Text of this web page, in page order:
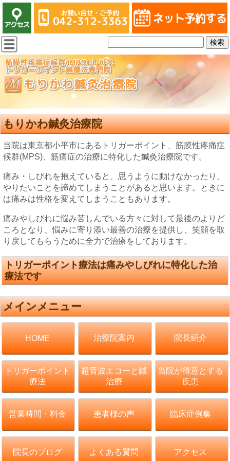
もりかわ鍼灸治療院
当院は東京都小平市にあるトリガーポイント、筋膜性疼痛症
候群(MPS)、筋痛症の治療に特化した鍼灸治療院です。
痛み・しびれを抱えていると、思うように動けなかったり、
やりたいことを諦めてしまうことがあると思います。ときに
は痛みは性格を変えてしまうこともあります。
痛みやしびれに悩み苦しんでいる方々に対して最後のよりど
ころとなり、悩みに寄り添い最善の治療を提供し、笑顔を取
り戻してもらうために全力で治療をしております。
トリガーポイント療法は痛みやしびれに特化した治
療法です
メインメニュー
HOME 治療院案内 院長紹介
トリガーポイント
療法
超音波エコーと鍼
治療
当院が得意とする
疾患
営業時間・料金 患者様の声 臨床症例集
院長のブログ よくある質問 アクセス